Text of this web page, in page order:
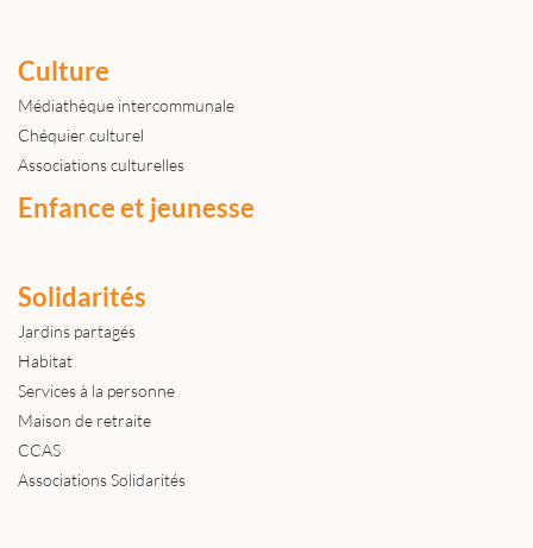
Culture
Médiathèque intercommunale
Chéquier culturel
Associations culturelles
Enfance et jeunesse
Solidarités
Jardins partagés
Habitat
Services à la personne
Maison de retraite
CCAS
Associations Solidarités